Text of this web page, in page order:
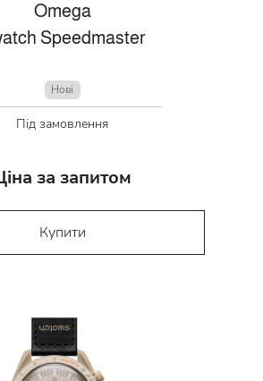
Omega
Speedmaster
Нові
Під замовлення
за запитом
Купити